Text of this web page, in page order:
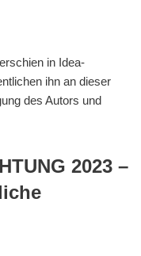
in Idea-
ihn an dieser
des Autors und
2023 –